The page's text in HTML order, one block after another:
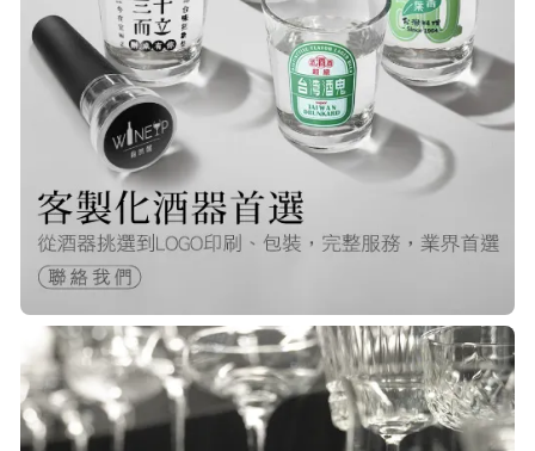
Q***
22/Nov/2025 12:40 pm
很快就收到商品了，出貨速度非常的
快，非常棒的賣家 質感又耐看,細膩
包裝得很小心 CP值很高！！推薦購入